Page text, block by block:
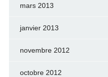
mars 2013
janvier 2013
novembre 2012
octobre 2012